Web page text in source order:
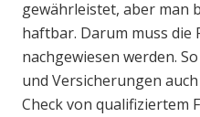
gewährleistet, aber man
haftbar. Darum muss die
nachgewiesen werden.
und Versicherungen
Check von qualifiziertem